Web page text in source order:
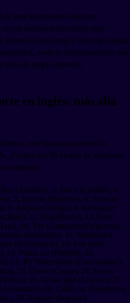
de estacionamiento están muy
señalan restricciones: rojo
blanco es para carga y descarga rápida,
verde es estacionamiento con
zona de carga comercial.
en inglés: más allá
vale la pena aprender los
¿Cuáles son 30 medios de transporte
completa:
(Autobús), 3. Truck (Camión), 4.
5. Bicycle (Bicicleta), 6. Subway
8. Airplane (Avión), 9. Helicopter
(Bote), 11. Ship (Barco), 12. Ferry
14. Van (Camioneta/Furgoneta),
motorizada), 16. Skateboard
(Ambulancia), 18. Fire truck
19. Police car (Patrulla), 20.
21. RV/Motorhome (Casa rodante),
23. Canoe (Canoa), 24. Kayak
26. Cruise ship (Crucero), 27.
aerostático), 28. Cable car (Teleférico),
30. Segway (Segway).